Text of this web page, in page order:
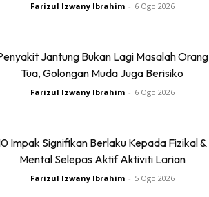
Farizul Izwany Ibrahim - 6 Ogo 2026
Jantung Bukan Lagi Masalah Orang
Tua, Golongan Muda Juga Berisiko
Farizul Izwany Ibrahim - 6 Ogo 2026
Impak Signifikan Berlaku Kepada Fizikal &
Mental Selepas Aktif Aktiviti Larian
Farizul Izwany Ibrahim - 5 Ogo 2026